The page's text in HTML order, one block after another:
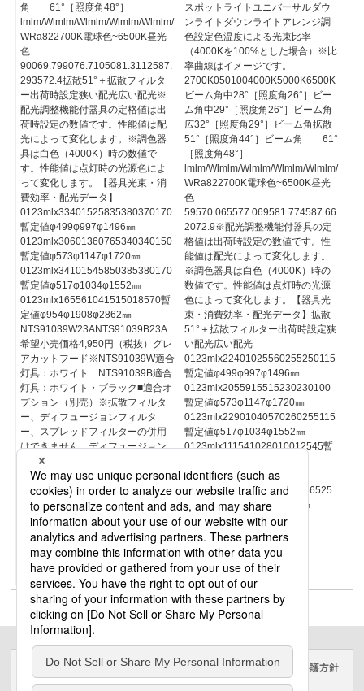
角 61°［照度角48°］
lmlm/Wlmlm/Wlmlm/Wlmlm/Wlmlm/
WRa822700K電球色~6500K昼光
色
90069.799076.7105081.3112587.
293572.4拡散51°＋拡散フィルタ
ー出荷時設定狭い配光広い配光※
配光調整機能付器具の定格値は出
荷時設定の数値です。性能値は配
光によって変化します。※調色器
具は白色（4000K）時の数値で
す。性能値は点灯時の光源色によ
って変化します。【器具光束・消
費効率・配光データ】
0123mlx33401525835380370170
暫定値φ499φ997φ1496㎜
0123mlx30601360765340340150
暫定値φ573φ1147φ1720㎜
0123mlx34101545850385380170
暫定値φ517φ1034φ1552㎜
0123mlx165561041515018570暫
定値φ954φ1908φ2862㎜
NTS91039W23ANTS91039B23A
希望小売価格4,950円（税抜）グレ
アカットフード※NTS91039W適合
灯具：ホワイト NTS91039B適合
灯具：ホワイト・ブラック■適合オ
プション（別売）※拡散フィルタ
ー、ディフュージョンフィルタ
ー、スプレッドフィルターの併用
はできません。ディフュージョン
フィルタースプレッドフィルター
拡散フィルターNTS9104123A希望
小売価格2,750円（税抜）
NTS9104323A希望小売価格4,750
円（税抜）NTS9103623A希望小売
価格2,750円（税抜）
WB16515290°φ85360°重
1.0kg0123mlx8803252208010035
暫定値φ1178φ2356φ3534㎜
スポットライトユニバーサルダウ
ンライトダウンライトアレンジ調
色設定色温度による光束比率
（4000Kを100%とした場合）※比
率曲線はイメージです。
2700K0501004000K5000K6500K
ビーム角中28°［照度角26°］ビー
ム角中29°［照度角26°］ビーム角
広32°［照度角29°］ビーム角拡散
51°［照度角44°］ビーム角 61°
［照度角48°］
lmlm/Wlmlm/Wlmlm/Wlmlm/Wlmlm/
WRa822700K電球色~6500K昼光
色
59570.065577.069581.774587.66
2072.9※配光調整機能付器具の定
格値は出荷時設定の数値です。性
能値は配光によって変化します。
※調色器具は白色（4000K）時の
数値です。性能値は点灯時の光源
色によって変化します。【器具光
束・消費効率・配光データ】拡散
51°＋拡散フィルター出荷時設定狭
い配光広い配光
0123mlx22401025560255250115
暫定値φ499φ997φ1496㎜
0123mlx2055915515230230100
暫定値φ573φ1147φ1720㎜
0123mlx22901040570260255115
暫定値φ517φ1034φ1552㎜
0123mlx111541028010012545暫
16515290°φ85360°重
1.0kg0123mlx590215150556525
暫定値φ1178φ2356φ3534㎜
サイトのご利用にあたって クッキーポリシー 個人情報保護方針